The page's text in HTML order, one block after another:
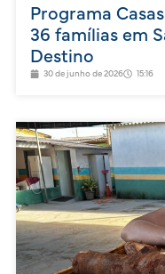
Programa
36 famílias em
Destino
30 de junho de 2026 15:16